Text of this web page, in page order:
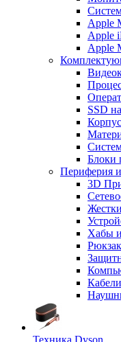
Apple
Apple
Apple
SSD
Блоки
Периферия
3D
Хабы и
Техника Dyson